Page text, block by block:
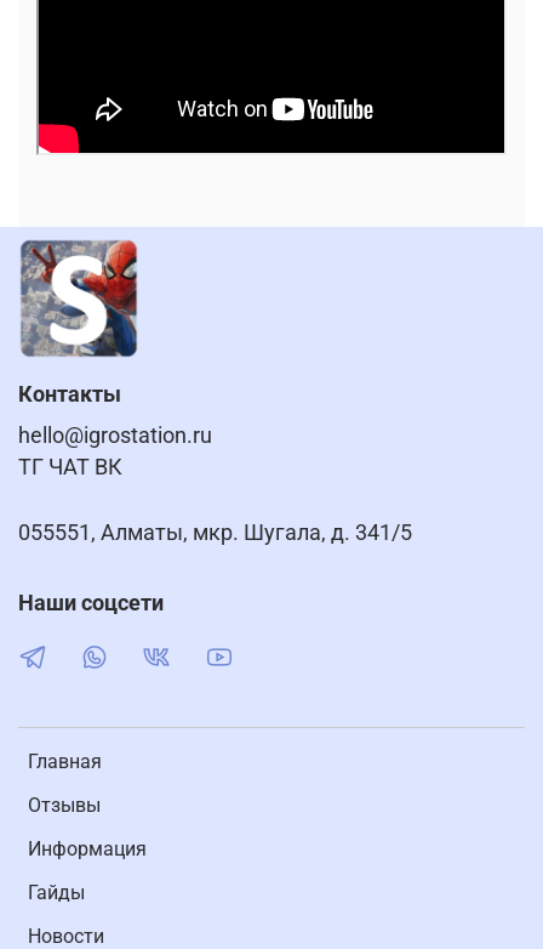
Главная
Отзывы
Информация
Гайды
Новости
Контакты
hello@igrostation.ru
ТГ ЧАТ ВК
055551, Алматы, мкр. Шугала, д. 341/5
Наши соцсети